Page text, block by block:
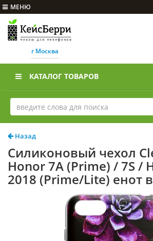
МЕНЮ
г Москва
КАТАЛОГ ТОВАРОВ
Назад
Силиконовый чехол
Honor 7A (Prime) / 7S /
2018 (Prime/Lite) енот